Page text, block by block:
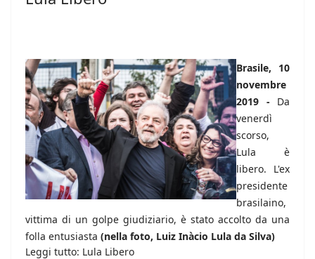
Brasile, 10
novembre
2019 - Da
venerdì
scorso,
Lula è
libero. L'ex
presidente
brasilaino,
vittima di un golpe giudiziario, è stato accolto da una
folla entusiasta (nella foto, Luiz Inàcio Lula da Silva)
Leggi tutto: Lula Libero